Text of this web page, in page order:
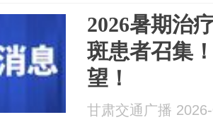
2026暑期治
斑患者召集
望！
甘肃交通广播